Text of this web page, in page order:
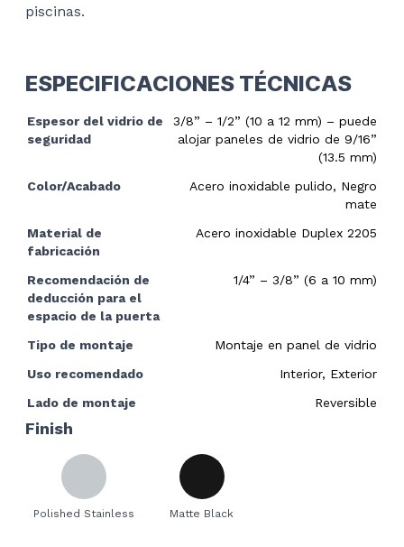
piscinas.
ESPECIFICACIONES TÉCNICAS
Espesor del vidrio de
seguridad
3/8” – 1/2” (10 a 12 mm) – puede
alojar paneles de vidrio de 9/16”
(13.5 mm)
Color/Acabado
Acero inoxidable pulido, Negro
mate
Material de
fabricación
Acero inoxidable Duplex 2205
Recomendación de
deducción para el
espacio de la puerta
1/4” – 3/8” (6 a 10 mm)
Tipo de montaje
Montaje en panel de vidrio
Uso recomendado
Interior, Exterior
Lado de montaje
Reversible
Finish
Polished Stainless Matte Black